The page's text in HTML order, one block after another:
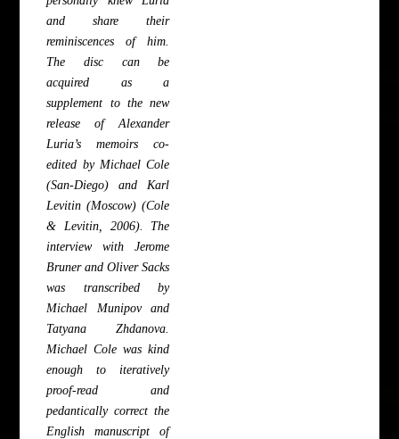
and share their
reminiscences of him.
The disc can be
acquired as a
supplement to the new
release of Alexander
Luria’s memoirs co-
edited by Michael Cole
(San-Diego) and Karl
Levitin (Moscow) (Cole
& Levitin, 2006). The
interview with Jerome
Bruner and Oliver Sacks
was transcribed by
Michael Munipov and
Tatyana Zhdanova.
Michael Cole was kind
enough to iteratively
proof-read and
pedantically correct the
English manuscript of